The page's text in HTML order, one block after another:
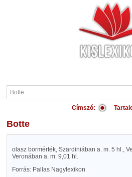
Címszó:
Botte
olasz bormérték, Szardiniában a. m. 5 hl.,
Veronában a. m. 9,01 hl.
Forrás: Pallas Nagylexikon